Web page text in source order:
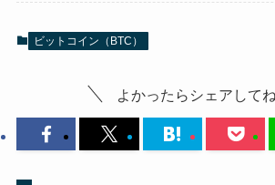
ビットコイン（BTC）
よかったらシェアしてね